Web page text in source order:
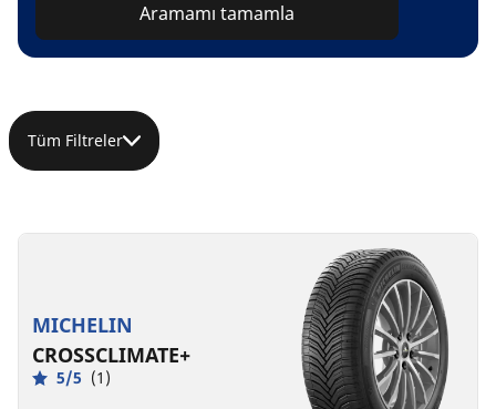
Aramamı tamamla
Tüm Filtreler
MICHELIN
CROSSCLIMATE+
5/5 (1)